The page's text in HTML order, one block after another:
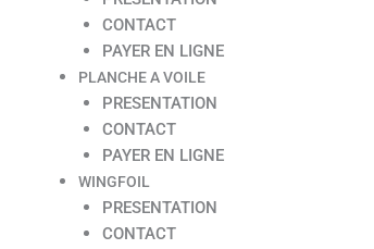
CONTACT
PAYER EN LIGNE
PLANCHE A VOILE
PRESENTATION
CONTACT
PAYER EN LIGNE
WINGFOIL
PRESENTATION
CONTACT